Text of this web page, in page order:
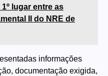
lugar entre as
II do NRE de
informações
documentação exigida,